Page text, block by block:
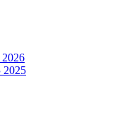
2025